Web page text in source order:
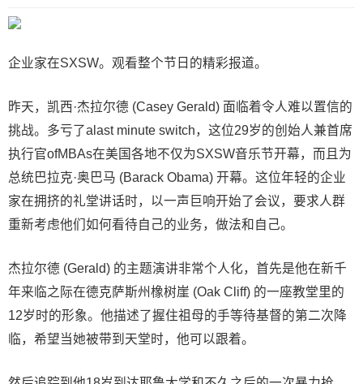
企业家在SXSW。观看整个节日的精彩报道。
昨天，凯西·杰拉尔德 (Casey Gerald) 面临着令人难以置信的
挑战。多亏了alast minute switch，这位29岁的创始人兼首席
执行官ofMBAs在美国各地不仅为SXSW音乐节开幕，而且为
总统巴拉克·奥巴马 (Barack Obama) 开幕。这位年轻的企业
家在拥挤的礼堂讲话时，以一声巨响开始了会议，要求人群
重新考虑他们如何看待自己的业务，做法和自己。
杰拉尔德 (Gerald) 的主题演讲非常个人化，首先是他在新千
年来临之际在德克萨斯州橡树崖 (Oak Cliff) 的一座教堂里的
12岁时的形象。他描述了握住祖母的手等待基督的第二次降
临，希望当她被带到天堂时，他可以跟着。